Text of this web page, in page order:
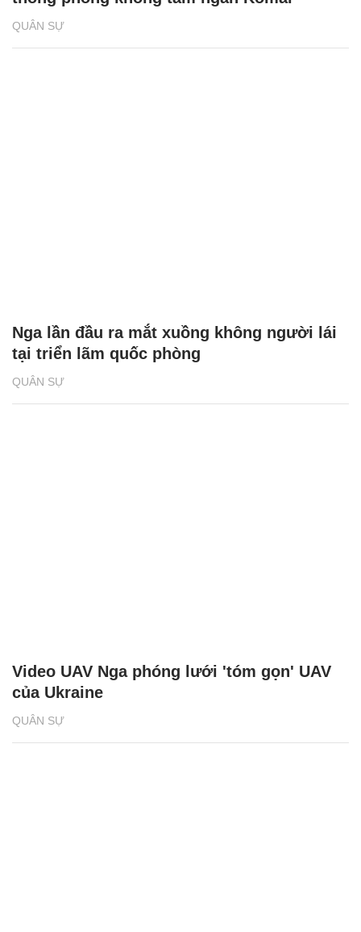
QUÂN SỰ
QUÂN SỰ
Nga lần đầu ra mắt xuồng không người lái
tại triển lãm quốc phòng
QUÂN SỰ
Video UAV Nga phóng lưới 'tóm gọn' UAV
của Ukraine